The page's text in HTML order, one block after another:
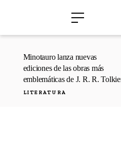
Minotauro lanza nuevas
ediciones de las obras más
emblemáticas de J. R. R.
LITERATURA
›